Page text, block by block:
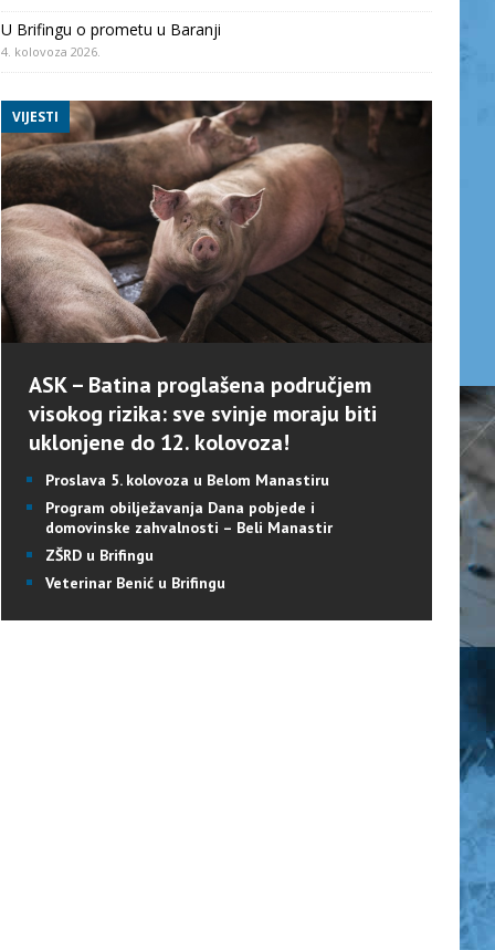
U Brifingu o prometu u Baranji
4. kolovoza 2026.
VIJESTI
ASK – Batina proglašena područjem
visokog rizika: sve svinje moraju biti
uklonjene do 12. kolovoza!
Proslava 5. kolovoza u Belom Manastiru
Program obilježavanja Dana pobjede i
domovinske zahvalnosti – Beli Manastir
ZŠRD u Brifingu
Veterinar Benić u Brifingu